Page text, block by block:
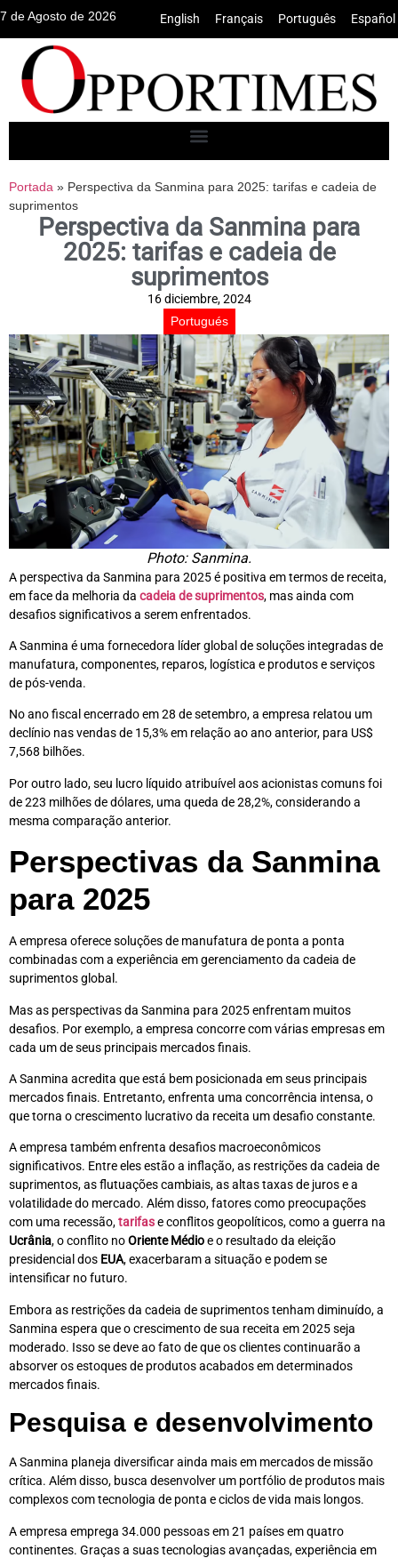
7 de Agosto de 2026 English Français Português Español
Portada » Perspectiva da Sanmina para 2025: tarifas e cadeia de
suprimentos
Perspectiva da Sanmina para
2025: tarifas e cadeia de
suprimentos
16 diciembre, 2024
Portugués
Photo: Sanmina.
A perspectiva da Sanmina para 2025 é positiva em termos de receita,
em face da melhoria da cadeia de suprimentos, mas ainda com
desafios significativos a serem enfrentados.
A Sanmina é uma fornecedora líder global de soluções integradas de
manufatura, componentes, reparos, logística e produtos e serviços
de pós-venda.
No ano fiscal encerrado em 28 de setembro, a empresa relatou um
declínio nas vendas de 15,3% em relação ao ano anterior, para US$
7,568 bilhões.
Por outro lado, seu lucro líquido atribuível aos acionistas comuns foi
de 223 milhões de dólares, uma queda de 28,2%, considerando a
mesma comparação anterior.
Perspectivas da Sanmina
para 2025
A empresa oferece soluções de manufatura de ponta a ponta
combinadas com a experiência em gerenciamento da cadeia de
suprimentos global.
Mas as perspectivas da Sanmina para 2025 enfrentam muitos
desafios. Por exemplo, a empresa concorre com várias empresas em
cada um de seus principais mercados finais.
A Sanmina acredita que está bem posicionada em seus principais
mercados finais. Entretanto, enfrenta uma concorrência intensa, o
que torna o crescimento lucrativo da receita um desafio constante.
A empresa também enfrenta desafios macroeconômicos
significativos. Entre eles estão a inflação, as restrições da cadeia de
suprimentos, as flutuações cambiais, as altas taxas de juros e a
volatilidade do mercado. Além disso, fatores como preocupações
com uma recessão,tarifase conflitos geopolíticos, como a guerra na
Ucrânia, o conflito noOriente Médioe o resultado da eleição
presidencial dos EUA, exacerbaram a situação e podem se
intensificar no futuro.
Embora as restrições da cadeia de suprimentos tenham diminuído, a
Sanmina espera que o crescimento de sua receita em 2025 seja
moderado. Isso se deve ao fato de que os clientes continuarão a
absorver os estoques de produtos acabados em determinados
mercados finais.
Pesquisa e desenvolvimento
A Sanmina planeja diversificar ainda mais em mercados de missão
crítica. Além disso, busca desenvolver um portfólio de produtos mais
complexos com tecnologia de ponta e ciclos de vida mais longos.
A empresa emprega 34.000 pessoas em 21 países em quatro
continentes. Graças a suas tecnologias avançadas, experiência em